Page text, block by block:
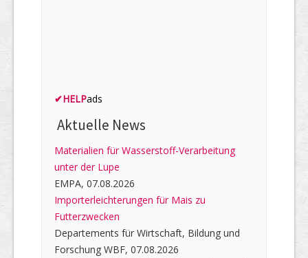
✔HELPads
Aktuelle News
Materialien für Wasserstoff-Verarbeitung
unter der Lupe
EMPA, 07.08.2026
Importerleichterungen für Mais zu
Futterzwecken
Departements für Wirtschaft, Bildung und
Forschung WBF, 07.08.2026